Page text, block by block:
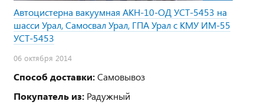
Автоцистерна вакуумная АКН-10-ОД УСТ-5453 на
шасси Урал, Самосвал Урал, ГПА Урал с КМУ ИМ-55
УСТ-5453
06 октября 2014
Способ доставки:Самовывоз
Покупатель из: Радужный